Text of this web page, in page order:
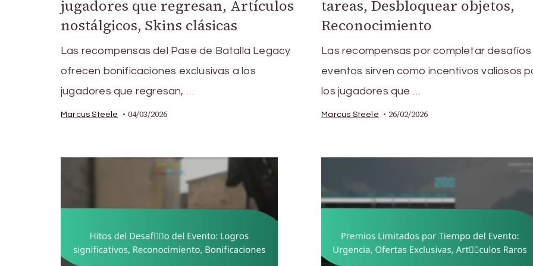
jugadores que regresan, Artículos
nostálgicos, Skins clásicas
Las recompensas del Pase de Batalla Legacy
ofrecen bonificaciones exclusivas a los
jugadores que regresan, …
Marcus Steele 04/03/2026
tareas, Desbloquear objetos,
Reconocimiento
Las recompensas por completar desafíos
eventos sirven como incentivos valiosos
los jugadores que …
Marcus Steele 26/02/2026